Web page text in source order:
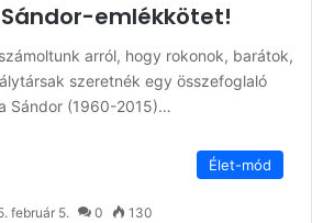
Sándor-emlékkötet!
arról, hogy rokonok, barátok,
szeretnék egy összefoglaló
Sándor (1960-2015)…
Élet-mód
február 5. 0 130